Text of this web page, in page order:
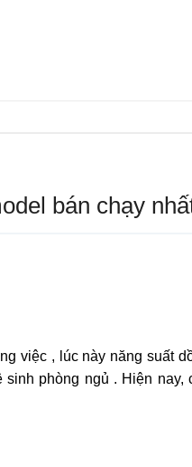
bán chạy
việc , lúc này năng suất
phòng ngủ . Hiện nay,